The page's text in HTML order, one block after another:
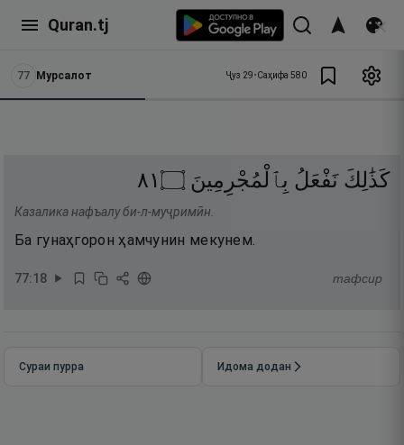
Quran.tj
77 Мурсалот Ҷуз 29•Саҳифа 580
كَذَٰلِكَ نَفْعَلُ بِٱلْمُجْرِمِينَ ۝١٨
Казалика нафъалу би-л-муҷримӣн.
Ба гунаҳгорон ҳамчунин мекунем.
77:18 тафсир
Сураи пурра Идома додан